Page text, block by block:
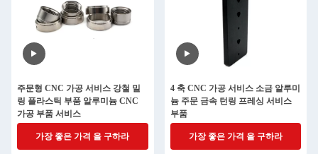
주문형 CNC 가공 서비스 강철 밀
링 플라스틱 부품 알루미늄 CNC
가공 부품 서비스
가장 좋은 가격 을 구하라
4 축 CNC 가공 서비스 소금 알루미
늄 주문 금속 턴링 프레싱 서비스
부품
가장 좋은 가격 을 구하라